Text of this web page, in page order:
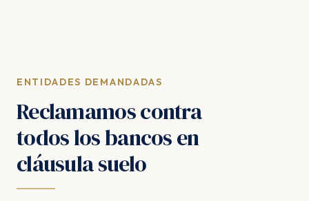
ENTIDADES DEMANDADAS
Reclamamos contra
todos los bancos en
cláusula suelo